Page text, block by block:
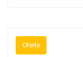
Oferte